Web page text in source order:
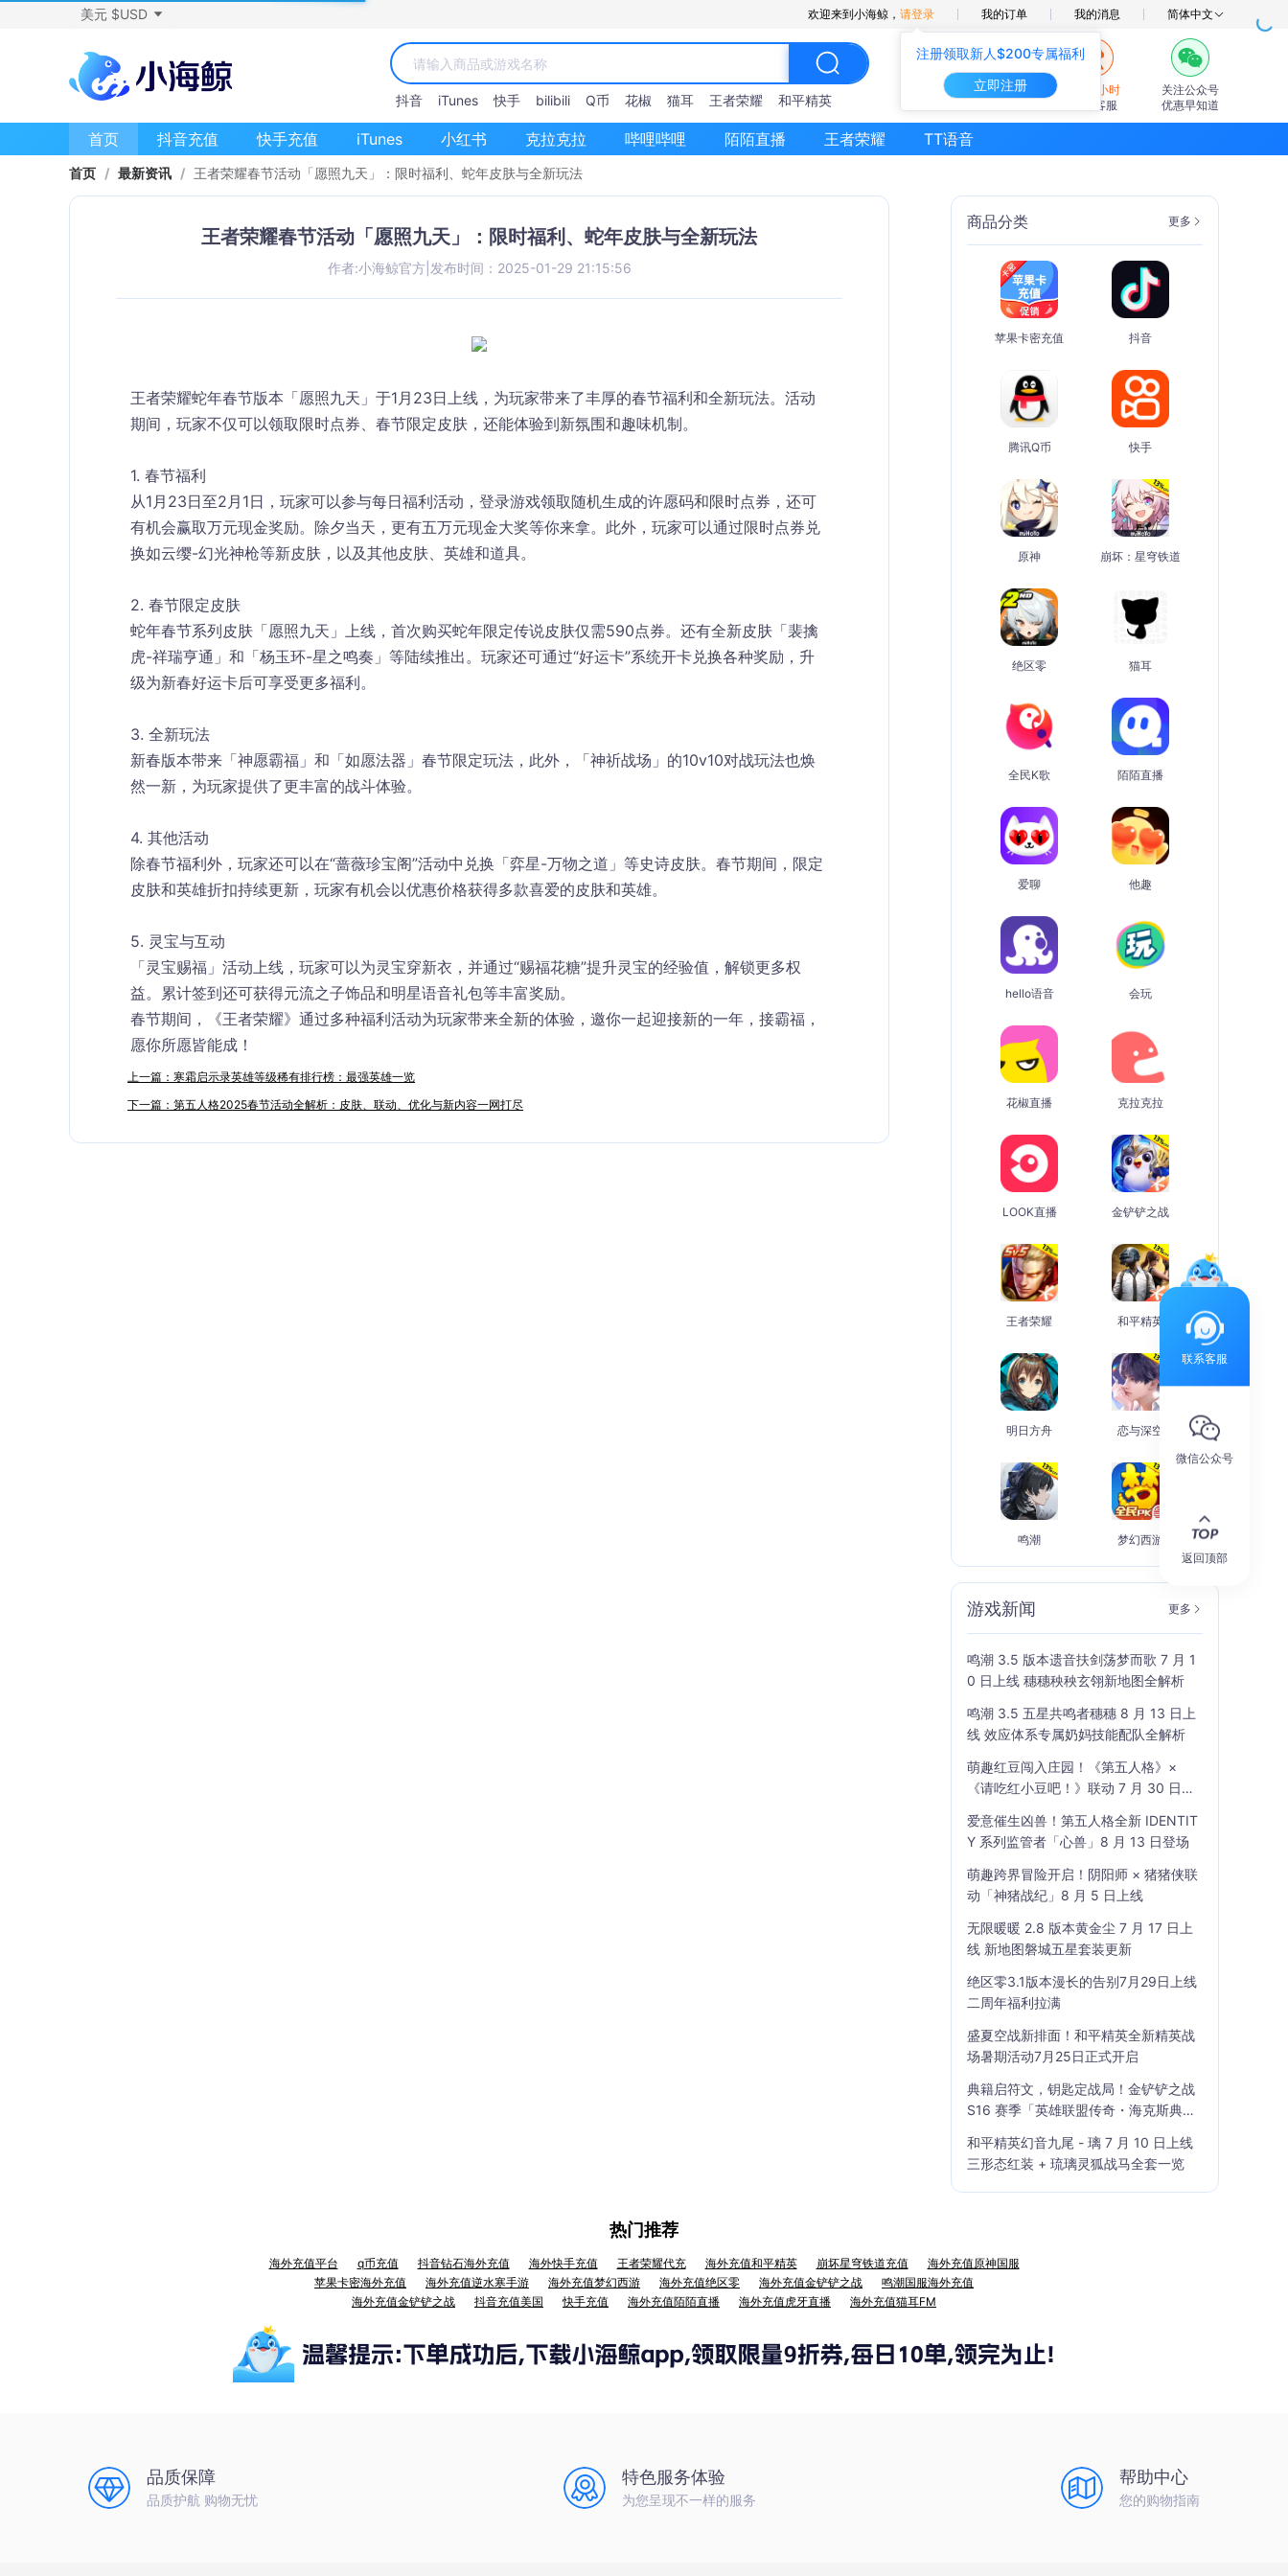
注册领取新人$200专属福利
立即注册
美元 $USD 欢迎来到小海鲸， 请登录 我的订单 我的消息 简体中文
抖音 iTunes 快手 bilibili Q币 花椒 猫耳 王者荣耀 和平精英
7×24小时
在线客服
关注公众号
优惠早知道
首页 抖音充值 快手充值 iTunes 小红书 克拉克拉 哔哩哔哩 陌陌直播 王者荣耀 TT语音
首页 / 最新资讯 / 王者荣耀春节活动「愿照九天」：限时福利、蛇年皮肤与全新玩法
王者荣耀春节活动「愿照九天」：限时福利、蛇年皮肤与全新玩法
作者:小海鲸官方| 发布时间：2025-01-29 21:15:56
王者荣耀蛇年春节版本「愿照九天」于1月23日上线，为玩家带来了丰厚的春节福利和全新玩法。活动
期间，玩家不仅可以领取限时点券、春节限定皮肤，还能体验到新氛围和趣味机制。
1. 春节福利
从1月23日至2月1日，玩家可以参与每日福利活动，登录游戏领取随机生成的许愿码和限时点券，还可
有机会赢取万元现金奖励。除夕当天，更有五万元现金大奖等你来拿。此外，玩家可以通过限时点券兑
换如云缨-幻光神枪等新皮肤，以及其他皮肤、英雄和道具。
2. 春节限定皮肤
蛇年春节系列皮肤「愿照九天」上线，首次购买蛇年限定传说皮肤仅需590点券。还有全新皮肤「裴擒
虎-祥瑞亨通」和「杨玉环-星之鸣奏」等陆续推出。玩家还可通过“好运卡”系统开卡兑换各种奖励，升
级为新春好运卡后可享受更多福利。
3. 全新玩法
新春版本带来「神愿霸福」和「如愿法器」春节限定玩法，此外，「神祈战场」的10v10对战玩法也焕
然一新，为玩家提供了更丰富的战斗体验。
4. 其他活动
除春节福利外，玩家还可以在“蔷薇珍宝阁”活动中兑换「弈星-万物之道」等史诗皮肤。春节期间，限定
皮肤和英雄折扣持续更新，玩家有机会以优惠价格获得多款喜爱的皮肤和英雄。
5. 灵宝与互动
「灵宝赐福」活动上线，玩家可以为灵宝穿新衣，并通过“赐福花糖”提升灵宝的经验值，解锁更多权
益。累计签到还可获得元流之子饰品和明星语音礼包等丰富奖励。
春节期间，《王者荣耀》通过多种福利活动为玩家带来全新的体验，邀你一起迎接新的一年，接霸福，
愿你所愿皆能成！
上一篇：寒霜启示录英雄等级稀有排行榜：最强英雄一览
下一篇：第五人格2025春节活动全解析：皮肤、联动、优化与新内容一网打尽
商品分类 更多
苹果卡密充值 抖音
腾讯Q币 快手
原神 崩坏：星穹铁道
绝区零 猫耳
全民K歌 陌陌直播
爱聊 他趣
hello语音 会玩
花椒直播 克拉克拉
LOOK直播 金铲铲之战
王者荣耀 和平精英
明日方舟 恋与深空
鸣潮 梦幻西游
游戏新闻 更多
鸣潮 3.5 版本遗音扶剑荡梦而歌 7 月 1
0 日上线 穗穗秧秧玄翎新地图全解析
鸣潮 3.5 五星共鸣者穗穗 8 月 13 日上
线 效应体系专属奶妈技能配队全解析
萌趣红豆闯入庄园！《第五人格》×
《请吃红小豆吧！》联动 7 月 30 日开
爱意催生凶兽！第五人格全新 IDENTIT
Y 系列监管者「心兽」8 月 13 日登场
萌趣跨界冒险开启！阴阳师 × 猪猪侠联
动「神猪战纪」8 月 5 日上线
无限暖暖 2.8 版本黄金尘 7 月 17 日上
线 新地图磐城五星套装更新
绝区零3.1版本漫长的告别7月29日上线
二周年福利拉满
盛夏空战新排面！和平精英全新精英战
场暑期活动7月25日正式开启
典籍启符文，钥匙定战局！金铲铲之战
S16 赛季「英雄联盟传奇・海克斯典
和平精英幻音九尾 - 璃 7 月 10 日上线
三形态红装 + 琉璃灵狐战马全套一览
热门推荐
海外充值平台 q币充值 抖音钻石海外充值 海外快手充值 王者荣耀代充 海外充值和平精英 崩坏星穹铁道充值
海外充值原神国服
苹果卡密海外充值
海外充值逆水寒手游 海外充值梦幻西游 海外充值绝区零 海外充值金铲铲之战
鸣潮国服海外充值
海外充值金铲铲之战
抖音充值美国 快手充值 海外充值陌陌直播 海外充值虎牙直播 海外充值猫耳FM
品质保障
品质护航 购物无忧
特色服务体验
为您呈现不一样的服务
帮助中心
您的购物指南
联系客服
微信公众号
返回顶部